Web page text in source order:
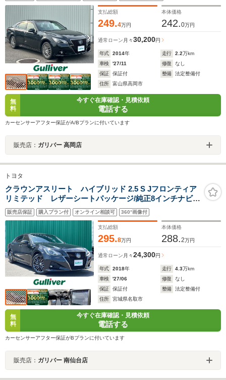
ライト レザーシート シートヒーター エアシートパ
ワーシート ステアリングヒーター ETC
支払総額
249.4万円
本体価格
242.0万円
通常ローン 月々30,200円
年式 2014年 走行 2.2万km
車検
'27/11 修復
なし
保証
保証付 整備
法定整備付
住所
富山県高岡市
無
料
今すぐ在庫確認・見積依頼
電話する
カーセンサーアフター保証がA/Bプランに付いています
販売店： ガリバー 高岡店
トヨタ
クラウンアスリート ハイブリッド 2.5 S Jフロンティア
リミテッド レザーシートパッケージ/純正8インチナビ/
バックカメラ/フルセグTV/本革シート/シートヒーター/ベ
ンチレーション/セーフティセンスP/プリクラッシュセー
フティ/レーダークルーズコントロール/禁煙車
販売店保証 購入プラン付 オンライン相談可 360°画像付
支払総額
295.8万円
本体価格
288.2万円
通常ローン 月々24,300円
年式 2018年 走行 4.3万km
車検
'27/06 修復
なし
保証
保証付 整備
法定整備付
住所
宮城県名取市
無
料
今すぐ在庫確認・見積依頼
電話する
カーセンサーアフター保証がBプランに付いています
販売店： ガリバー 南仙台店